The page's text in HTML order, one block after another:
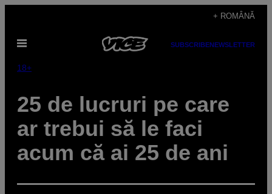
content
+ ROMÂNĂ
Open
SUBSCRIBENEWSLETTER
18+
25 de lucruri pe care
ar trebui să le faci
acum că ai 25 de ani